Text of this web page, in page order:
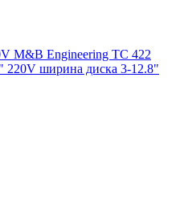
ширина диска 3-12.8"